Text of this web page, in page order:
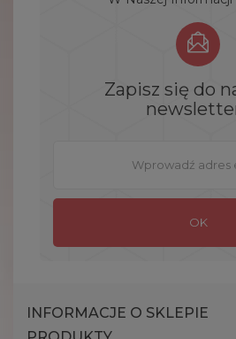
Zapisz się do
INFORMACJE O SKLEPIE